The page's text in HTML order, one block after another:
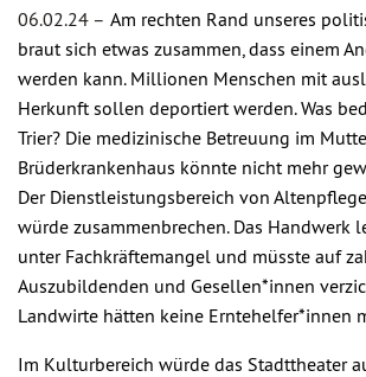
06.02.24 – Am rechten Rand unseres
braut sich etwas zusammen, dass einem
werden kann. Millionen Menschen mit
Herkunft sollen deportiert werden. Was
Trier? Die medizinische Betreuung im
Brüderkrankenhaus könnte nicht mehr
Der Dienstleistungsbereich von
würde zusammenbrechen. Das Handwerk
unter Fachkräftemangel und müsste auf
Auszubildenden und Gesellen*innen
Landwirte hätten keine Erntehelfer*innen
Im Kulturbereich würde das Stadttheater